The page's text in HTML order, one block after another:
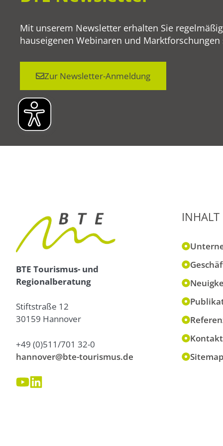
Mit unserem Newsletter erhalten Sie
hauseigenen Webinaren und
Zur Newsletter-Anmeldung
BTE Tourismus- und
Regionalberatung
Stiftstraße 12
30159 Hannover
+49 (0)511/701 32-0
hannover@bte-tourismus.de
INHALT
Kontakt
Sitemap